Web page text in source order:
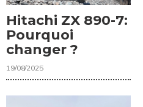
Hitachi ZX 890-7:
Pourquoi
changer ?
19/08/2025